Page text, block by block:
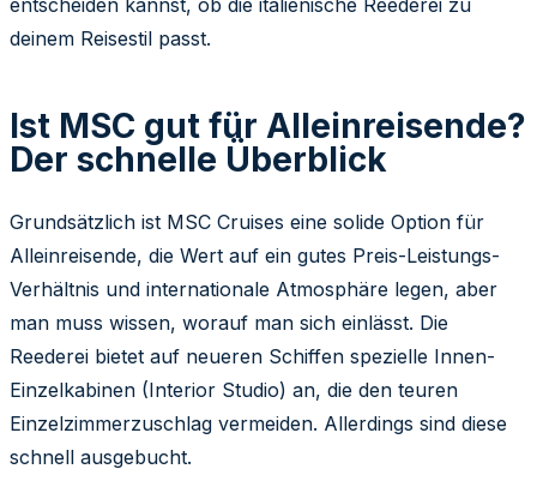
entscheiden kannst, ob die italienische Reederei zu
deinem Reisestil passt.
Ist MSC gut für Alleinreisende?
Der schnelle Überblick
Grundsätzlich ist MSC Cruises eine solide Option für
Alleinreisende, die Wert auf ein gutes Preis-Leistungs-
Verhältnis und internationale Atmosphäre legen, aber
man muss wissen, worauf man sich einlässt. Die
Reederei bietet auf neueren Schiffen spezielle Innen-
Einzelkabinen (Interior Studio) an, die den teuren
Einzelzimmerzuschlag vermeiden. Allerdings sind diese
schnell ausgebucht.